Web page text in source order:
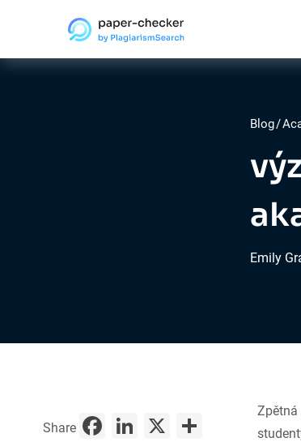
Blog/
Emily
Share Facebook
LinkedIn
X ShareZpětná